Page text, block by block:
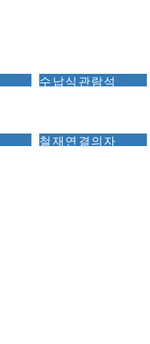
수납식관람석
철재연결의자